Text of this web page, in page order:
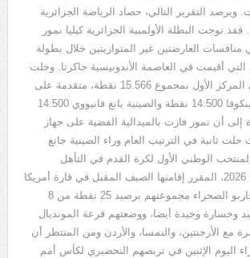
ويرصد التقرير التالي، حصاد الرياضة الجزائرية
فقد توجت البطلة الأولمبية الجزائرية كيليا نمور
منافسات العارضتين غير المتوازيتين خلال بطولة
التي أقيمت في العاصمة الأندونيسية جاكرتا وحلت
المركز الأول بمجموع
نقطة، متقدمة على
نقطة والصينية يانغ فانيووي
إلى أن نمور فازت بالميدالية الفضية على جهاز
ثانية في الترتيب العام وراء الصينية جانغ
الوطني الأول لكرة القدم في التأهل
، المقرر إقامتها الصيف المقبل في قارة أمريكا
الصحراء مجموعتهم برصيد نقطة من
وخسارة وحيدة أيضا، ووضعتهم قرعة المونديال
مع الأرجنتين، والنمسا، والأردن ومن المنتظر أن
اليوم الإثنين في تربصهم التحضيري لكأس أمم